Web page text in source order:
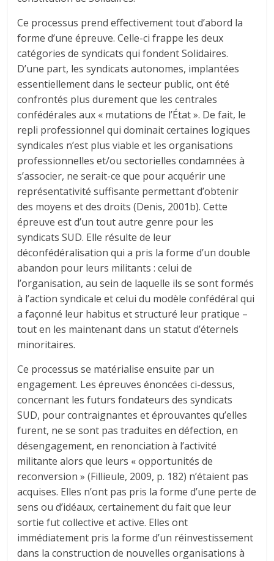
Ce processus prend effectivement tout d’abord la
forme d’une épreuve. Celle-ci frappe les deux
catégories de syndicats qui fondent Solidaires.
D’une part, les syndicats autonomes, implantées
essentiellement dans le secteur public, ont été
confrontés plus durement que les centrales
confédérales aux « mutations de l’État ». De fait, le
repli professionnel qui dominait certaines logiques
syndicales n’est plus viable et les organisations
professionnelles et/ou sectorielles condamnées à
s’associer, ne serait-ce que pour acquérir une
représentativité suffisante permettant d’obtenir
des moyens et des droits (Denis, 2001b). Cette
épreuve est d’un tout autre genre pour les
syndicats SUD. Elle résulte de leur
déconfédéralisation qui a pris la forme d’un double
abandon pour leurs militants : celui de
l’organisation, au sein de laquelle ils se sont formés
à l’action syndicale et celui du modèle confédéral qui
a façonné leur habitus et structuré leur pratique –
tout en les maintenant dans un statut d’éternels
minoritaires.
Ce processus se matérialise ensuite par un
engagement. Les épreuves énoncées ci-dessus,
concernant les futurs fondateurs des syndicats
SUD, pour contraignantes et éprouvantes qu’elles
furent, ne se sont pas traduites en défection, en
désengagement, en renonciation à l’activité
militante alors que leurs « opportunités de
reconversion » (Fillieule, 2009, p. 182) n’étaient pas
acquises. Elles n’ont pas pris la forme d’une perte de
sens ou d’idéaux, certainement du fait que leur
sortie fut collective et active. Elles ont
immédiatement pris la forme d’un réinvestissement
dans la construction de nouvelles organisations à